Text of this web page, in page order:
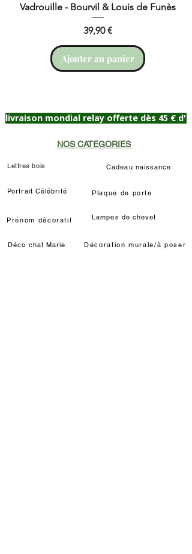
Vadrouille - Bourvil & Louis de Funès
Prix
39,90 €
Ajouter au panier
livraison mondial relay offerte dès 45 €
NOS CATEGORIES
Lettres bois
Portrait Célébrité
Prénom décoratif
Déco chat Marie
Cadeau naissance
Plaque de porte
Lampes de chevet
Décoration murale/à poser